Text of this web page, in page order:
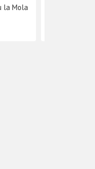
la Mola